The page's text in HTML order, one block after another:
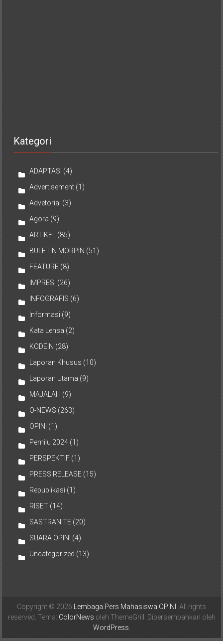
Kategori
ADAPTASI (4)
Advertisement (1)
Advetorial (3)
Agora (9)
ARTIKEL (85)
BULETIN MORPIN (51)
FEATURE (8)
IMPRESI (26)
INFOGRAFIS (6)
Informasi (9)
Kata Lensa (2)
KODEIN (28)
Laporan Khusus (10)
Laporan Utama (9)
MAJALAH (9)
O-NEWS (263)
OPINI (1)
Pemilu 2024 (1)
PERSPEKTIF (1)
PRESS RELEASE (15)
Republikasi (1)
RISET (14)
SASTRANITE (20)
SUARA OPINI (4)
Uncategorized (13)
Copyright © 2026 Lembaga Pers Mahasiswa OPINI . All rights
reserved. Tema: ColorNews oleh ThemeGrill. Dipersembahkan oleh
WordPress.